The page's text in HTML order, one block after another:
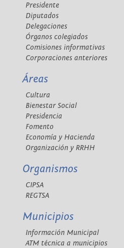
Presidente
Diputados
Delegaciones
Órganos colegiados
Comisiones informativas
Corporaciones anteriores
Áreas
Cultura
Bienestar Social
Presidencia
Fomento
Economía y Hacienda
Organización y RRHH
Organismos
CIPSA
REGTSA
Municipios
Información Municipal
ATM técnica a municipios